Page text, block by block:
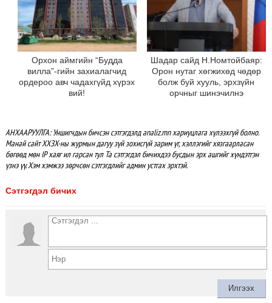
Орхон аймгийн “Будда
вилла”-гийн захиалагчид
ордероо авч чадахгүйд хүрэх
вий!
Шадар сайд Н.Номтойбаяр:
Орон нутаг хөгжихөд чөдөр
болж буй хууль, эрхзүйн
орчныг шинэчилнэ
АНХААРУУЛГА: Уншигчдын бичсэн сэтгэгдэлд analiz.mn хариуцлага хүлээхгүй болно.
Манай сайт ХХЗХ-ны журмын дагуу зүй зохисгүй зарим үг, хэллэгийг хязгаарласан
бөгөөд мөн IP хаяг ил гарсан тул Та сэтгэгдэл бичихдээ бусдын эрх ашгийг хүндэтгэн
үзнэ үү. Хэм хэмжээ зөрчсөн сэтгэгдлийг админ устгах эрхтэй.
Сэтгэгдэл бичих